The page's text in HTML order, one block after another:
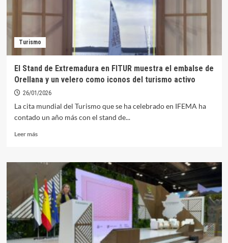
Turismo
El Stand de Extremadura en FITUR muestra el embalse de
Orellana y un velero como iconos del turismo activo
26/01/2026
La cita mundial del Turismo que se ha celebrado en IFEMA ha
contado un año más con el stand de...
Leer másLeer
El
de
Extremadura
en
FITUR
muestra
el
embalse